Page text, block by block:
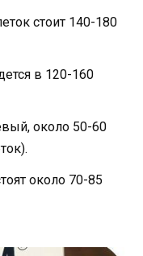
стоит 140-180
в 120-160
около 50-60
около 70-85